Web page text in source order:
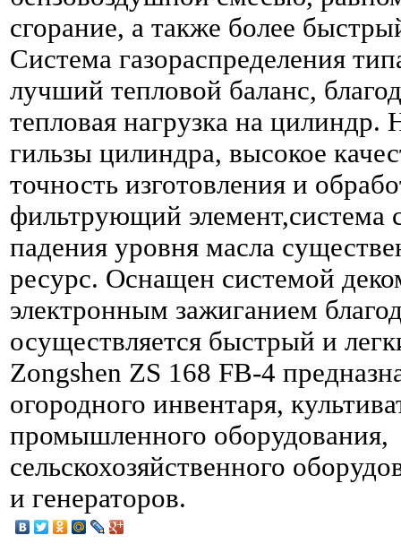
сгорание, а также более
Система газораспределения
лучший тепловой баланс,
тепловая нагрузка на цилиндр.
гильзы цилиндра, высокое
точность изготовления и
фильтрующий элемент,система
падения уровня масла
ресурс. Оснащен системой
электронным зажиганием
осуществляется быстрый и
Zongshen ZS 168 FB-4
огородного инвентаря,
промышленного оборудования,
сельскохозяйственного
и генераторов.